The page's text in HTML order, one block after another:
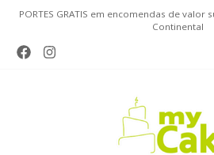
PORTES GRATIS em encomendas de
Continental